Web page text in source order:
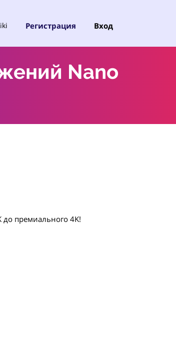
Регистрация Вход
Nano
премиального 4K!